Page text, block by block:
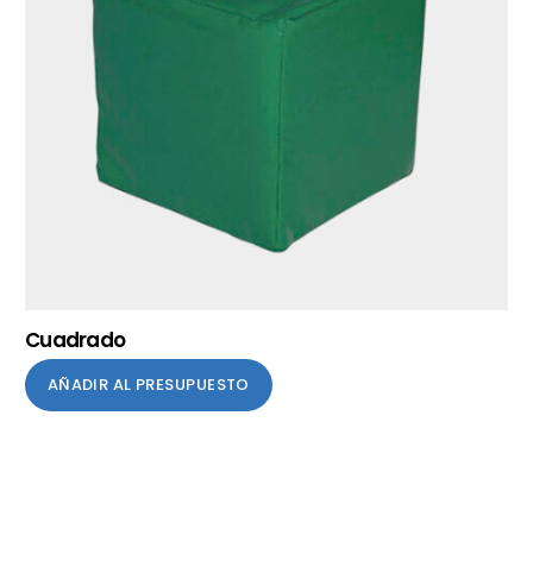
Cuadrado
AÑADIR AL PRESUPUESTO